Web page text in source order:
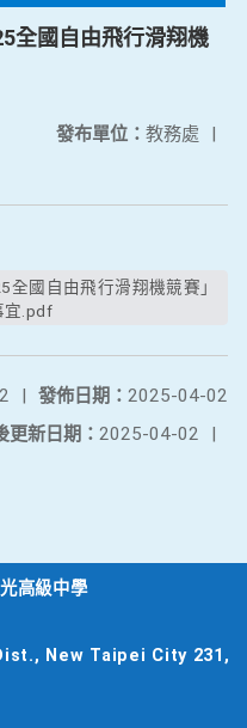
全國自由飛行滑翔機
發布單位： 教務處 |
宜.pdf
發佈日期： 2025-04-02
|
更新日期： 2025-04-02 |
高級中學
New Taipei City 231,